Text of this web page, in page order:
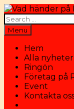
Skip
to
content
Search
for:
Search
Menu
Hem
Alla nyheter
Ringön
Företag på
Event
Kontakta